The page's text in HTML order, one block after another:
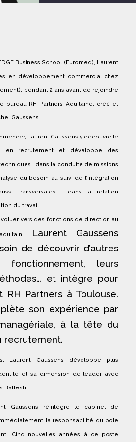
Business School (Euromed), Laurent
en développement commercial chez
pendant 2 ans avant de rejoindre
bureau RH Partners Aquitaine, créé et
Gaussens.
Laurent Gaussens y découvre le
en recrutement et développe des
: dans la conduite de missions
du besoin au suivi de l’intégration
transversales : dans la relation
du travail…
vers des fonctions de direction au
Laurent Gaussens
de découvrir d’autres
fonctionnement, leurs
et intègre pour
RH Partners à Toulouse.
son expérience par
à la tête du
recrutement.
Laurent Gaussens développe plus
et sa dimension de leader avec
Battesti.
Gaussens réintègre le cabinet de
la responsabilité du pole
Cinq nouvelles années à ce poste